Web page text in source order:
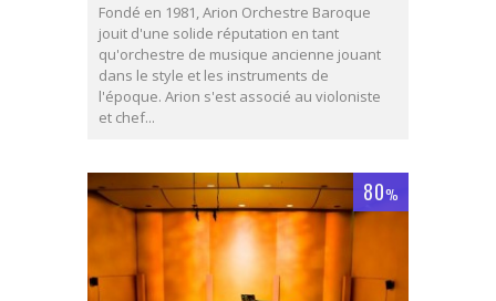
Fondé en 1981, Arion Orchestre Baroque
jouit d'une solide réputation en tant
qu'orchestre de musique ancienne jouant
dans le style et les instruments de
l'époque. Arion s'est associé au violoniste
et chef...
80%